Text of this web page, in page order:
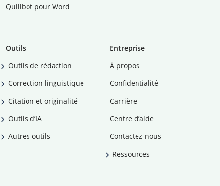
Quillbot pour Word
Outils
Outils de rédaction
Correction linguistique
Citation et originalité
Outils d’IA
Autres outils
Entreprise
À propos
Confidentialité
Carrière
Centre d’aide
Contactez-nous
Ressources